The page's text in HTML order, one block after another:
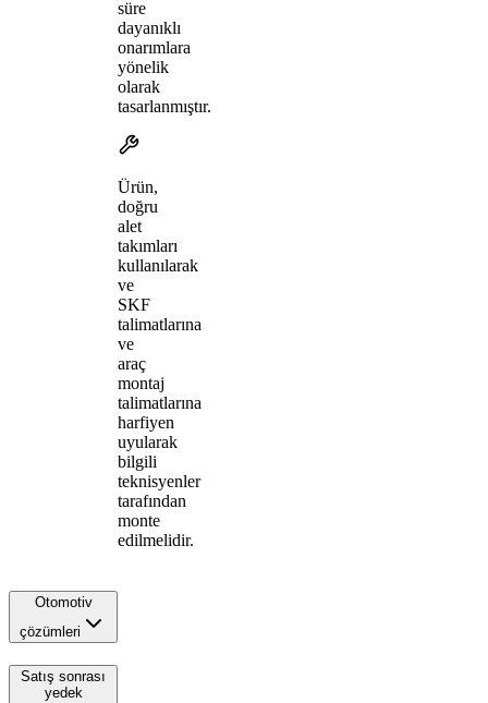
süre
dayanıklı
onarımlara
yönelik
olarak
tasarlanmıştır.
Ürün,
doğru
alet
takımları
kullanılarak
ve
SKF
talimatlarına
ve
araç
montaj
talimatlarına
harfiyen
uyularak
bilgili
teknisyenler
tarafından
monte
edilmelidir.
Otomotiv
çözümleri
Satış sonrası
yedek